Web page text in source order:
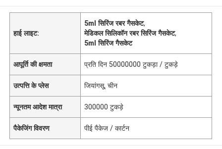
हाई लाइट:
5ml सिरिंज रबर गैसकेट,
मेडिकल सिलिकॉन रबर सिरिंज गैसकेट,
5ml सिरिंज गैसकेट
आपूर्ति की क्षमता प्रति दिन 50000000 टुकड़ा / टुकड़े
उत्पत्ति के प्लेस जियांगसू, चीन
न्यूनतम आदेश मात्रा 300000 टुकड़े
पैकेजिंग विवरण पीई पैकेज / कार्टन